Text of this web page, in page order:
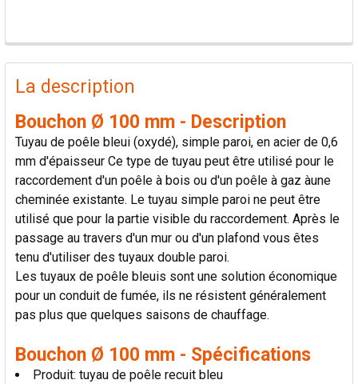
PRODUITS
FRÉQUEMMENT
ACHETÉS
TOUT
SÉLECTIONNER
AJOUTER
LA
SÉLECTION
AU PANIER
La description
Bouchon Ø 100 mm - Description
Tuyau de poêle bleui (oxydé), simple paroi, en acier de 0,6
mm d'épaisseur Ce type de tuyau peut être utilisé pour le
raccordement d'un poêle à bois ou d'un poêle à gaz àune
cheminée existante. Le tuyau simple paroi ne peut être
utilisé que pour la partie visible du raccordement. Après le
passage au travers d'un mur ou d'un plafond vous êtes
tenu d'utiliser des tuyaux double paroi.
Les tuyaux de poêle bleuis sont une solution économique
pour un conduit de fumée, ils ne résistent généralement
pas plus que quelques saisons de chauffage.
Bouchon Ø 100 mm - Spécifications
Produit: tuyau de poêle recuit bleu